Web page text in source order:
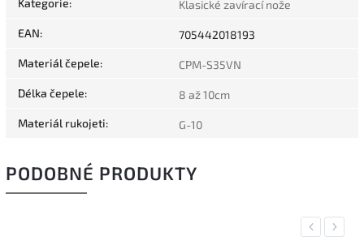
Klasické zavírací nože
EAN: 705442018193
Materiál čepele: CPM-S35VN
Délka čepele: 8 až 10cm
Materiál rukojeti: G-10
PODOBNÉ PRODUKTY
Previous
Next